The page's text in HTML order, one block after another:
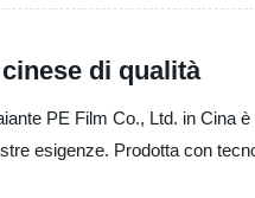
di qualità
PE Film Co., Ltd. in Cina
esigenze. Prodotta con